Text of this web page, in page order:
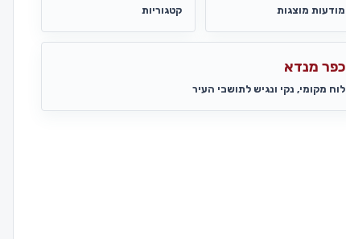
מודעות מוצגות קטגוריות
כפר מנדא
לוח מקומי, נקי ונגיש לתושבי העיר